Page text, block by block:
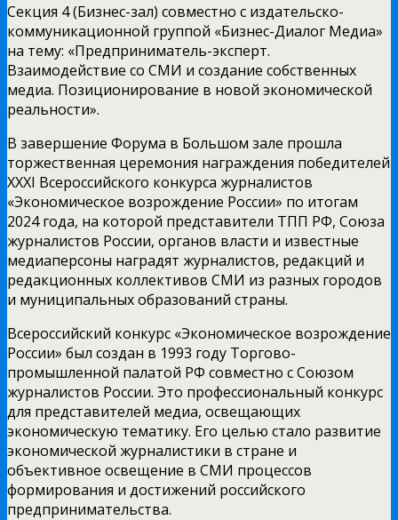
Секция 4 (Бизнес-зал) совместно с издательско-
коммуникационной группой «Бизнес-Диалог Медиа»
на тему: «Предприниматель-эксперт.
Взаимодействие со СМИ и создание собственных
медиа. Позиционирование в новой экономической
реальности».
В завершение Форума в Большом зале прошла
торжественная церемония награждения победителей
XXXI Всероссийского конкурса журналистов
«Экономическое возрождение России» по итогам
2024 года, на которой представители ТПП РФ, Союза
журналистов России, органов власти и известные
медиаперсоны наградят журналистов, редакций и
редакционных коллективов СМИ из разных городов
и муниципальных образований страны.
Всероссийский конкурс «Экономическое возрождение
России» был создан в 1993 году Торгово-
промышленной палатой РФ совместно с Союзом
журналистов России. Это профессиональный конкурс
для представителей медиа, освещающих
экономическую тематику. Его целью стало развитие
экономической журналистики в стране и
объективное освещение в СМИ процессов
формирования и достижений российского
предпринимательства.